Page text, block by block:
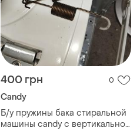
400 грн 0
Candy
Б/у пружины бака стиральной
машины candy с вертикальной